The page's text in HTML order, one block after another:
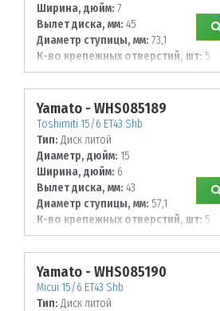
Ширина, дюйм: 7
Вылет диска, мм: 45
Диаметр ступицы, мм: 73,1
К-во крепежных отверстий, шт: 5
Диаметр располож. отверстий, мм:
114,3
Yamato - WHS085189
Toshimiti 15/6 ET43 Shb
Тип: Диск литой
Диаметр, дюйм: 15
Ширина, дюйм: 6
Вылет диска, мм: 43
Диаметр ступицы, мм: 57,1
К-во крепежных отверстий, шт: 5
Диаметр располож. отверстий, мм:
100
Yamato - WHS085190
Micui 15/6 ET43 Shb
Тип: Диск литой